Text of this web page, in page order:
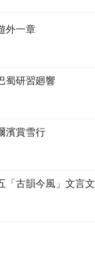
外一章
蜀研習廻響
濱賞雪行
「古韻今風」文言文